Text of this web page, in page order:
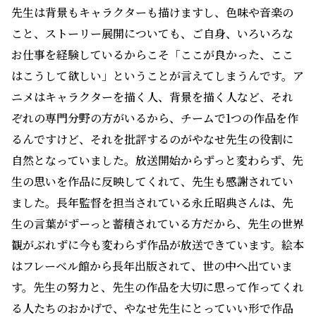
先生は背景もキャラクターも描けますし、色味や音楽の
こと、ストーリー展開についても、ご自身、いろいろな
お仕事を経験しているからこそ「ここが良かった、ここ
はこうして欲しい」ということが言えてしまうんです。ア
ニメはキャラクターを描く人、背景を描く人など、それ
ぞれの専門分野の方がいるから、チームで1つの作品を作
るんですけど、それを批評するのがやなせ先生の役割に
自然となっていました。放送開始からずっと変わらず、先
生の思いを作品に反映してくれて、先生も感謝されてい
ました。長年監督を担当されている永丘昭典さんは、先
生の言葉がずーっと蓄積されている方だから、先生の世界
観がぶれずに今も変わらず作品が放送できています。絵本
はフレーベル館から長年出版されて、世の中へ出ていま
す。先生の努力と、先生の作品を大切に思って作ってくれ
る人たちのおかげで、やなせ先生にとっていい形で作品